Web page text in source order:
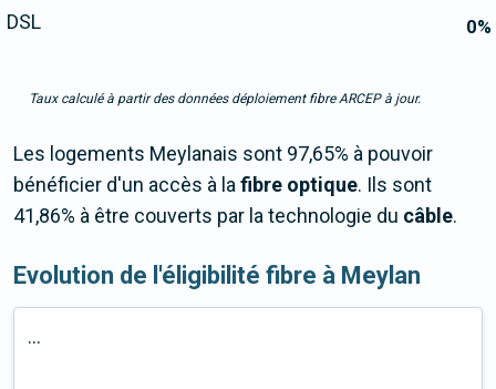
0%
DSL
Taux calculé à partir des données déploiement fibre ARCEP à jour.
Les logements Meylanais sont 97,65% à pouvoir
bénéficier d'un accès à lafibre optique. Ils sont
41,86% à être couverts par la technologie du câble.
Evolution de l'éligibilité fibre à Meylan
...